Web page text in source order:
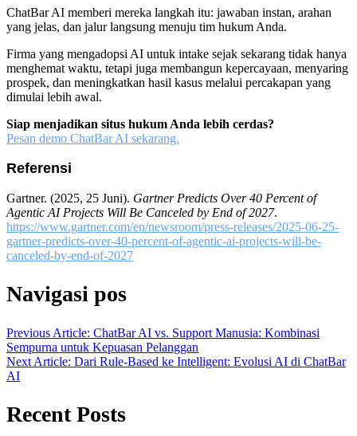
ChatBar AI memberi mereka langkah itu: jawaban instan, arahan
yang jelas, dan jalur langsung menuju tim hukum Anda.
Firma yang mengadopsi AI untuk intake sejak sekarang tidak hanya
menghemat waktu, tetapi juga membangun kepercayaan, menyaring
prospek, dan meningkatkan hasil kasus melalui percakapan yang
dimulai lebih awal.
Siap menjadikan situs hukum Anda lebih cerdas?
Pesan demo ChatBar AI sekarang.
Referensi
Gartner. (2025, 25 Juni). Gartner Predicts Over 40 Percent of
Agentic AI Projects Will Be Canceled by End of 2027.
https://www.gartner.com/en/newsroom/press-releases/2025-06-25-
gartner-predicts-over-40-percent-of-agentic-ai-projects-will-be-
canceled-by-end-of-2027
Navigasi pos
Previous Article: ChatBar AI vs. Support Manusia: Kombinasi
Sempurna untuk Kepuasan Pelanggan
Next Article: Dari Rule-Based ke Intelligent: Evolusi AI di ChatBar
AI
Recent Posts